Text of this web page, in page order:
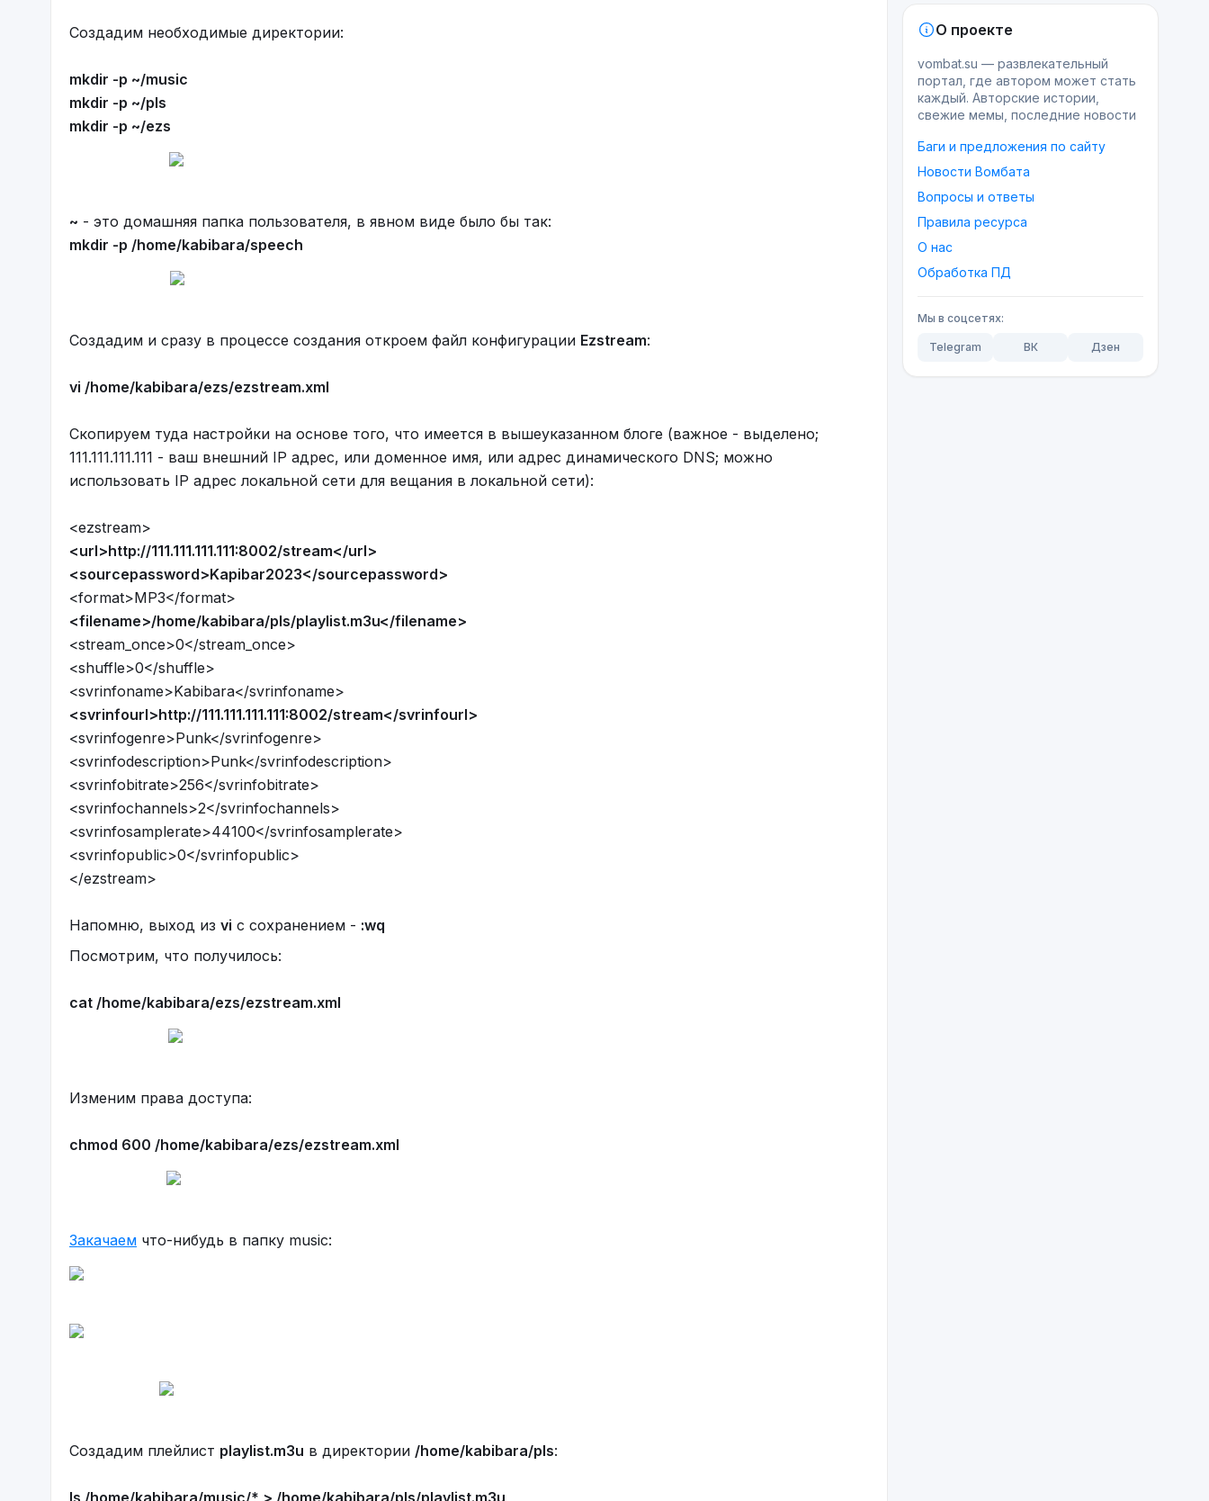
Создадим необходимые директории:
mkdir -p ~/music
mkdir -p ~/pls
mkdir -p ~/ezs
~ - это домашняя папка пользователя, в явном виде было бы так:
mkdir -p /home/kabibara/speech
Создадим и сразу в процессе создания откроем файл конфигурации Ezstream:
vi /home/kabibara/ezs/ezstream.xml
Скопируем туда настройки на основе того, что имеется в вышеуказанном блоге (важное - выделено;
111.111.111.111 - ваш внешний IP адрес, или доменное имя, или адрес динамического DNS; можно
использовать IP адрес локальной сети для вещания в локальной сети):
<ezstream>
<url>http://111.111.111.111:8002/stream</url>
<sourcepassword>Kapibar2023</sourcepassword>
<format>MP3</format>
<filename>/home/kabibara/pls/playlist.m3u</filename>
<stream_once>0</stream_once>
<shuffle>0</shuffle>
<svrinfoname>Kabibara</svrinfoname>
<svrinfourl>http://111.111.111.111:8002/stream</svrinfourl>
<svrinfogenre>Punk</svrinfogenre>
<svrinfodescription>Punk</svrinfodescription>
<svrinfobitrate>256</svrinfobitrate>
<svrinfochannels>2</svrinfochannels>
<svrinfosamplerate>44100</svrinfosamplerate>
<svrinfopublic>0</svrinfopublic>
</ezstream>
Напомню, выход из vi с сохранением - :wq
Посмотрим, что получилось:
cat /home/kabibara/ezs/ezstream.xml
Изменим права доступа:
chmod 600 /home/kabibara/ezs/ezstream.xml
Закачаем что-нибудь в папку music:
Создадим плейлист playlist.m3u в директории /home/kabibara/pls:
ls /home/kabibara/music/* > /home/kabibara/pls/playlist.m3u
О проекте
vombat.su — развлекательный
портал, где автором может стать
каждый. Авторские истории,
свежие мемы, последние новости
Баги и предложения по сайту
Новости Вомбата
Вопросы и ответы
Правила ресурса
О нас
Обработка ПД
Мы в соцсетях:
Telegram ВК Дзен